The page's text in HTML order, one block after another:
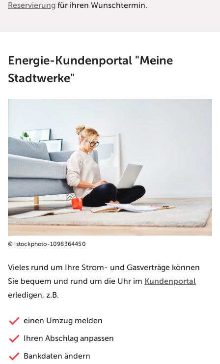
Reservierung für ihren Wunschtermin.
Energie-Kundenportal "Meine
Stadtwerke"
© istockphoto-1098364450
Vieles rund um Ihre Strom- und Gasverträge können
Sie bequem und rund um die Uhr im Kundenportal
erledigen, z.B.
einen Umzug melden
Ihren Abschlag anpassen
Bankdaten ändern